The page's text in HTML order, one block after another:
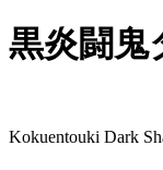
黒炎闘鬼
Kokuentouki Dark